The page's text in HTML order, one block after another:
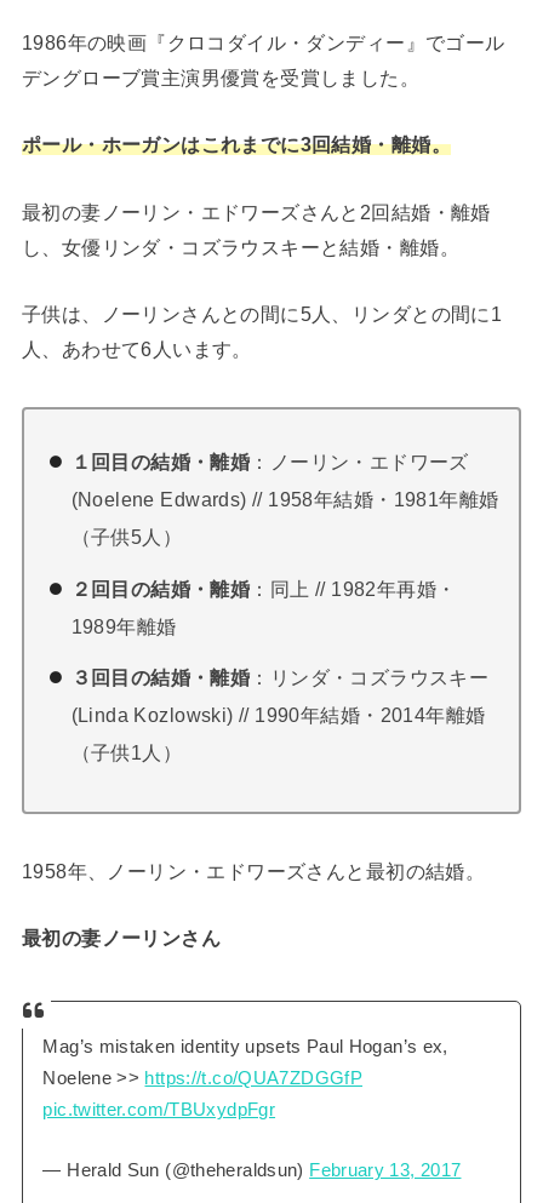
1986年の映画『クロコダイル・ダンディー』でゴール
デングローブ賞主演男優賞を受賞しました。
ポール・ホーガンはこれまでに3回結婚・離婚。
最初の妻ノーリン・エドワーズさんと2回結婚・離婚
し、女優リンダ・コズラウスキーと結婚・離婚。
子供は、ノーリンさんとの間に5人、リンダとの間に1
人、あわせて6人います。
１回目の結婚・離婚 ：ノーリン・エドワーズ
(Noelene Edwards) // 1958年結婚・1981年離婚
（子供5人）
２回目の結婚・離婚 ：同上 // 1982年再婚・
1989年離婚
３回目の結婚・離婚 ：リンダ・コズラウスキー
(Linda Kozlowski) // 1990年結婚・2014年離婚
（子供1人）
1958年、ノーリン・エドワーズさんと最初の結婚。
最初の妻ノーリンさん
Mag’s mistaken identity upsets Paul Hogan’s ex,
Noelene >> https://t.co/QUA7ZDGGfP
pic.twitter.com/TBUxydpFgr
— Herald Sun (@theheraldsun) February 13, 2017